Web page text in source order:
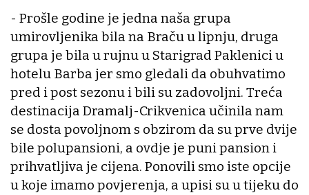
- Prošle godine je jedna naša grupa
umirovljenika bila na Braču u lipnju, druga
grupa je bila u rujnu u Starigrad Paklenici u
hotelu Barba jer smo gledali da obuhvatimo
pred i post sezonu i bili su zadovoljni. Treća
destinacija Dramalj-Crikvenica učinila nam
se dosta povoljnom s obzirom da su prve dvije
bile polupansioni, a ovdje je puni pansion i
prihvatljiva je cijena. Ponovili smo iste opcije
u koje imamo povjerenja, a upisi su u tijeku do